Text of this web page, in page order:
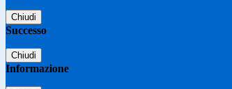
Chiudi
Successo
Chiudi
Informazione